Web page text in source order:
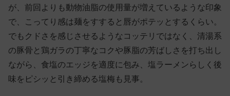
が、前回よりも動物油脂の使用量が増えているような印象
で、こってり感は麺をすすると唇がポテッとするくらい。
でもクドさを感じさせるようなコッテリではなく、清湯系
の豚骨と鶏ガラの丁寧なコクや豚脂の芳ばしさを打ち出し
ながら、食塩のエッジを適度に包み、塩ラーメンらしく後
味をピシッと引き締める塩梅も見事。